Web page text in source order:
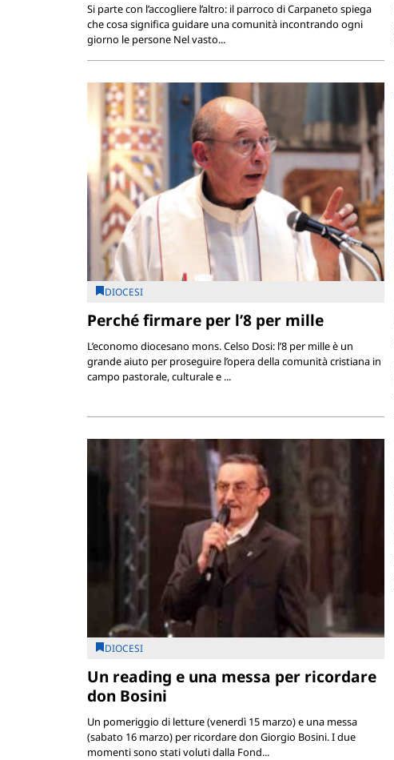
Si parte con l’accogliere l’altro: il parroco di Carpaneto spiega
che cosa significa guidare una comunità incontrando ogni
giorno le persone Nel vasto...
DIOCESI
Perché firmare per l’8 per mille
L’economo diocesano mons. Celso Dosi: l’8 per mille è un
grande aiuto per proseguire l’opera della comunità cristiana in
campo pastorale, culturale e ...
DIOCESI
Un reading e una messa per ricordare
don Bosini
Un pomeriggio di letture (venerdì 15 marzo) e una messa
(sabato 16 marzo) per ricordare don Giorgio Bosini. I due
momenti sono stati voluti dalla Fond...